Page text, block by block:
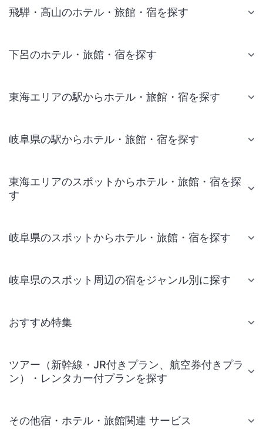
飛騨・高山のホテル・旅館・宿を探す
下呂のホテル・旅館・宿を探す
東海エリアの駅からホテル・旅館・宿を探す
岐阜県の駅からホテル・旅館・宿を探す
東海エリアのスポットからホテル・旅館・宿を探
す
岐阜県のスポットからホテル・旅館・宿を探す
岐阜県のスポット周辺の宿をジャンル別に探す
おすすめ特集
ツアー（新幹線・JR付きプラン、航空券付きプラ
ン）・レンタカー付プランを探す
その他宿・ホテル・旅館関連 サービス